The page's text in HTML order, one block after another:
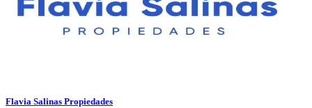
Flavia Salinas Propiedades